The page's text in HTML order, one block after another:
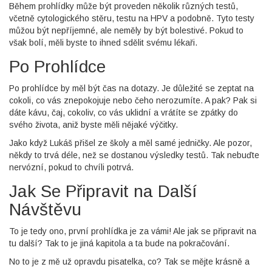
Během prohlídky může být proveden několik různých testů,
včetně cytologického stěru, testu na HPV a podobně. Tyto testy
můžou být nepříjemné, ale neměly by být bolestivé. Pokud to
však bolí, měli byste to ihned sdělit svému lékaři.
Po Prohlídce
Po prohlídce by měl být čas na dotazy. Je důležité se zeptat na
cokoli, co vás znepokojuje nebo čeho nerozumíte. A pak? Pak si
dáte kávu, čaj, cokoliv, co vás uklidní a vrátíte se zpátky do
svého života, aniž byste měli nějaké výčitky.
Jako když Lukáš přišel ze školy a měl samé jedničky. Ale pozor,
někdy to trvá déle, než se dostanou výsledky testů. Tak nebuďte
nervózní, pokud to chvíli potrvá.
Jak Se Připravit na Další
Návštěvu
To je tedy ono, první prohlídka je za vámi! Ale jak se připravit na
tu další? Tak to je jiná kapitola a ta bude na pokračování.
No to je z mě už opravdu pisatelka, co? Tak se mějte krásně a